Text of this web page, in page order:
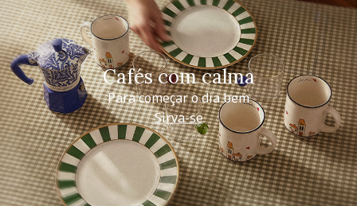
Cafés com calma
Para começar o dia bem
Sirva-se